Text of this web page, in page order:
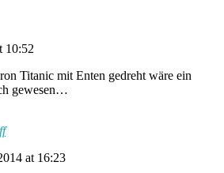
10:52
Titanic mit Enten gedreht wäre ein
gewesen…
at 16:23